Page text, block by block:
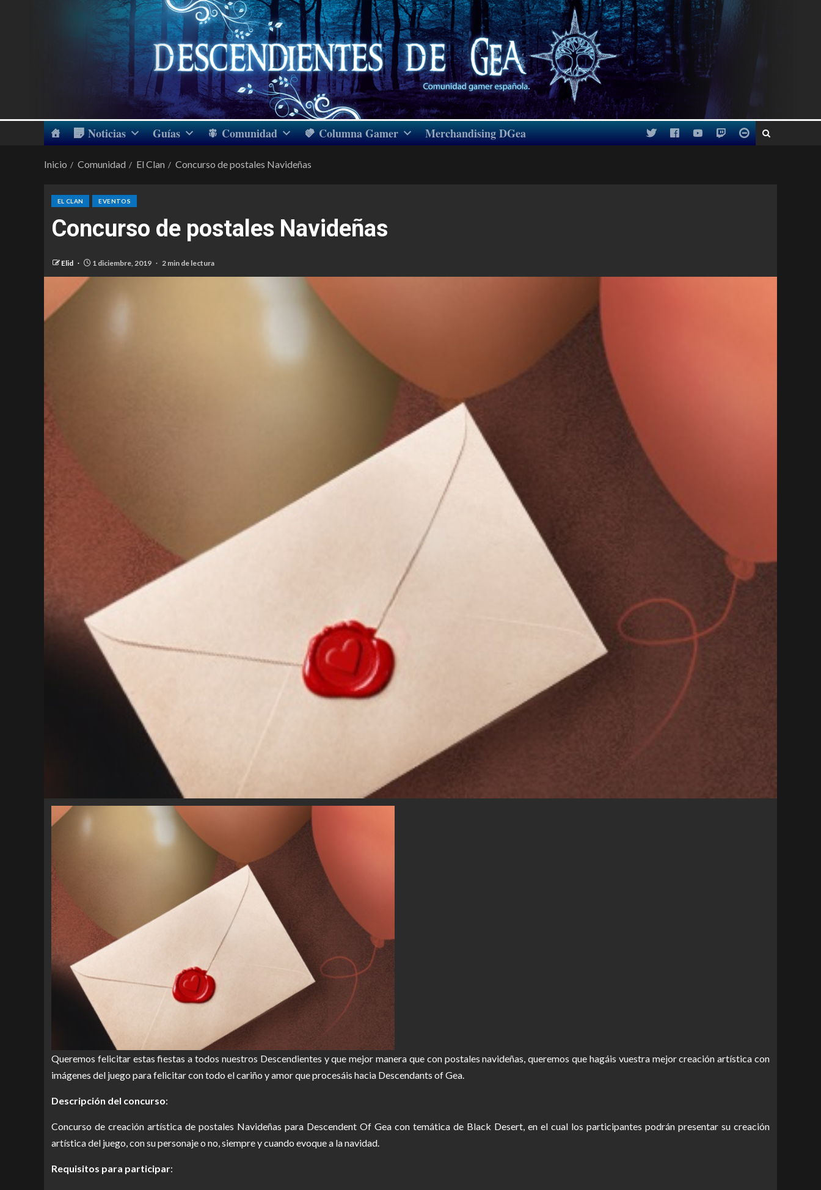
Noticias Guías Comunidad Columna Gamer Merchandising DGea
Inicio Comunidad El Clan Concurso de postales Navideñas
EL CLAN EVENTOS
Concurso de postales Navideñas
Elid 1 diciembre, 2019 2 min de lectura
Queremos felicitar estas fiestas a todos nuestros Descendientes y que mejor manera que con postales navideñas, queremos que hagáis vuestra mejor creación artística con
imágenes del juego para felicitar con todo el cariño y amor que procesáis hacia Descendants of Gea.
Descripción del concurso:
Concurso de creación artística de postales Navideñas para Descendent Of Gea con temática de Black Desert, en el cual los participantes podrán presentar su creación
artística del juego, con su personaje o no, siempre y cuando evoque a la navidad.
Requisitos para participar: